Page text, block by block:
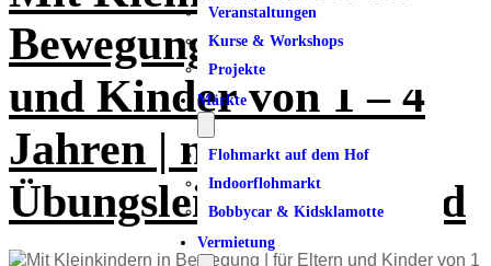
Veranstaltungen
Kurse & Workshops
Projekte
Märkte
Flohmarkt auf dem Hof
Indoorflohmarkt
Bobbycar & Kidsklamotte
Vermietung
Bewegung | für Eltern
und Kinder von 1 – 4
Jahren | neue
Übungsleitung an Bord